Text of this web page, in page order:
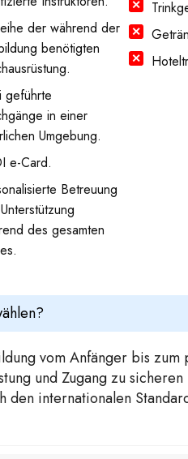
der während der
benötigten
geführte
in einer
Umgebung.
e-Card.
Betreuung
des gesamten
vom Anfänger bis zum
und Zugang zu sicheren
internationalen